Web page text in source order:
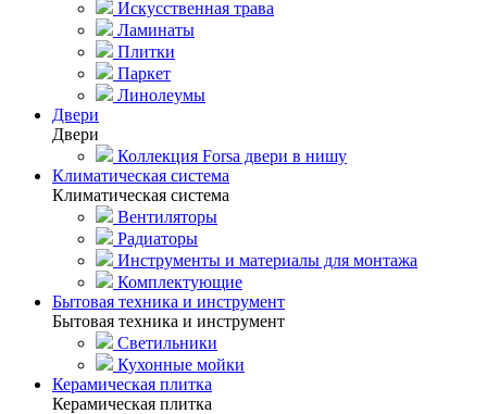
Искусственная трава
Ламинаты
Плитки
Паркет
Линолеумы
Двери
Двери
Коллекция Forsa двери в нишу
Климатическая система
Климатическая система
Вентиляторы
Радиаторы
Инструменты и материалы для монтажа
Комплектующие
Бытовая техника и инструмент
Бытовая техника и инструмент
Светильники
Кухонные мойки
Керамическая плитка
Керамическая плитка